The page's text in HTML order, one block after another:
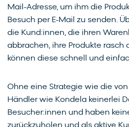
Mail-Adresse, um ihm die
Besuch per E-Mail zu senden.
die Kund:innen, die ihren
abbrachen, ihre Produkte rasch
können diese schnell und
Ohne eine Strategie wie die
Händler wie Kondela keinerlei
Besucher:innen und haben